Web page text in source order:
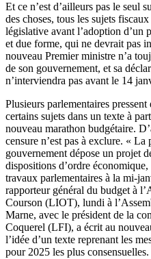
Et ce n’est d’ailleurs pas le seul
des choses, tous les sujets
législative avant l’adoption d’un
et due forme, qui ne devrait pas
nouveau Premier ministre n’a
de son gouvernement, et sa
n’interviendra pas avant le 14
Plusieurs parlementaires
certains sujets dans un texte à
nouveau marathon budgétaire.
censure n’est pas à exclure. «
gouvernement dépose un projet
dispositions d’ordre
travaux parlementaires à la mi-
rapporteur général du budget à
Courson (LIOT), lundi à
Marne, avec le président de la
Coquerel (LFI), a écrit au
l’idée d’un texte reprenant les
pour 2025 les plus consensuelles.